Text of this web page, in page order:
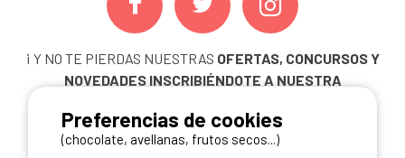
¡ Y NO TE PIERDAS NUESTRAS OFERTAS, CONCURSOS Y
NOVEDADES INSCRIBIÉNDOTE A NUESTRA
ME INSCRIBO
Preferencias de cookies
(chocolate, avellanas, frutos secos...)